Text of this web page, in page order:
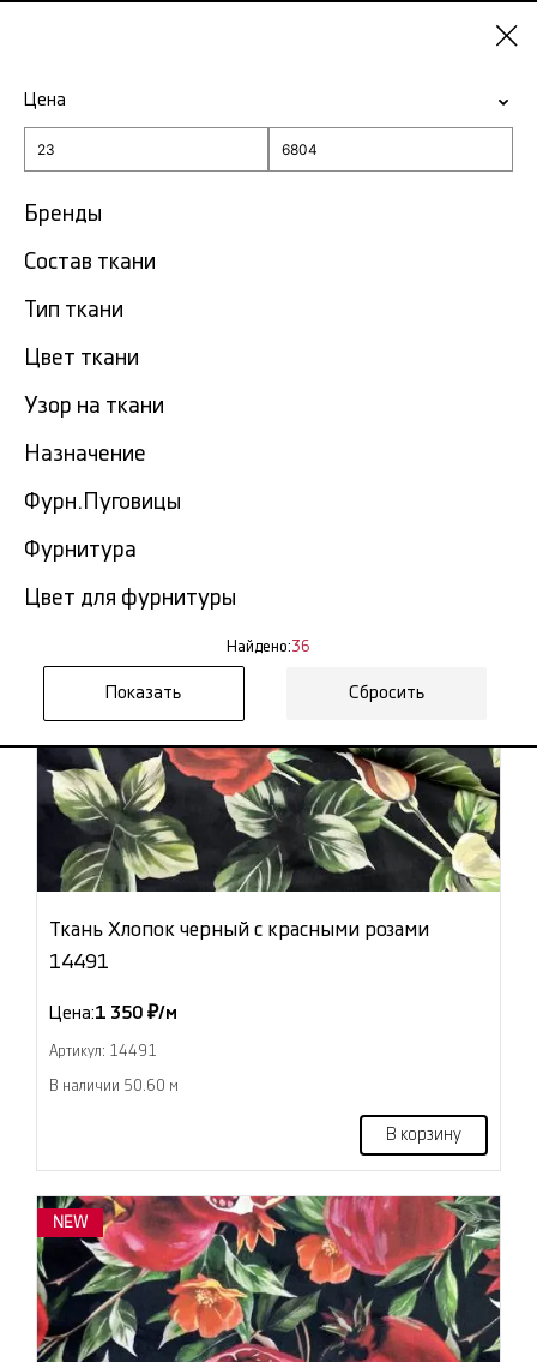
Ткань Dolce & Gabbana в
Казани
Фильтр
Показать все
Цена
Бренды
Состав ткани
Тип ткани
Цвет ткани
Узор на ткани
Назначение
Фурн.Пуговицы
Фурнитура
Цвет для фурнитуры
Найдено:36
Сбросить
NEW
Ткань Хлопок черный с красными розами
14491
Цена:1 350 ₽/м
Артикул: 14491
В наличии 50.60 м
В корзину
NEW